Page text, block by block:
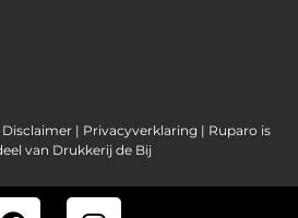
Disclaimer | Privacyverklaring | Ruparo is
van Drukkerij de Bij